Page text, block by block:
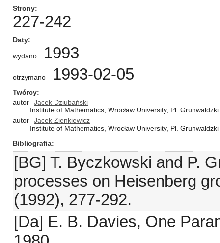
Strony
227-242
Daty
wydano 1993
otrzymano 1993-02-05
Twórcy
autor
Jacek Dziubański
Institute of Mathematics, Wrocław University, Pl.
autor
Jacek Zienkiewicz
Institute of Mathematics, Wrocław University, Pl.
Bibliografia
[BG] T. Byczkowski and P.
processes on Heisenberg
(1992), 277-292.
[Da] E. B. Davies, One